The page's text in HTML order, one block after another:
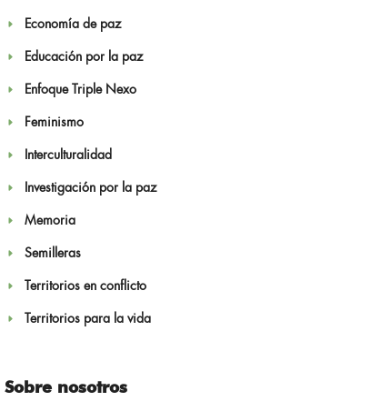
Economía de paz
Educación por la paz
Enfoque Triple Nexo
Feminismo
Interculturalidad
Investigación por la paz
Memoria
Semilleras
Territorios en conflicto
Territorios para la vida
Sobre nosotros